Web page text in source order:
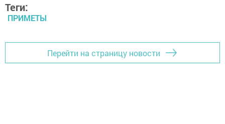
Теги:
ПРИМЕТЫ
Перейти на страницу новости